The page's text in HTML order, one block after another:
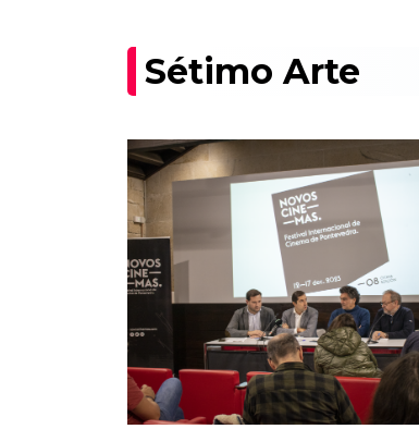
Sétimo Arte